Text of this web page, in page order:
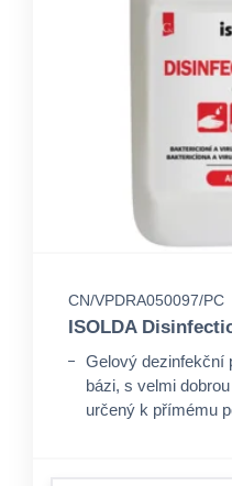
CN/VPDRA050097/PC
ISOLDA
Gelový dezinfekční
bázi, s velmi
určený k přímému